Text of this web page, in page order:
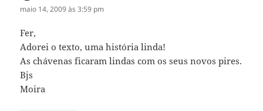
maio 14, 2009 às 3:59 pm
Fer,
Adorei o texto, uma história linda!
As chávenas ficaram lindas com os seus novos pires.
Bjs
Moira